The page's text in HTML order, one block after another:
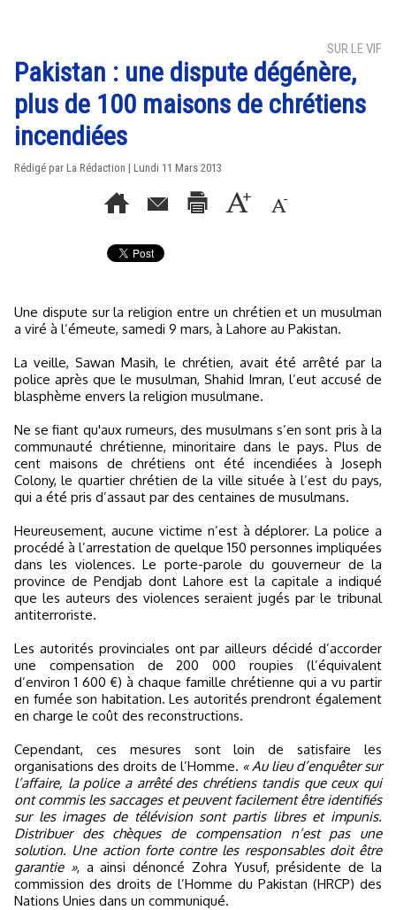
SUR LE VIF
Pakistan : une dispute dégénère,
plus de 100 maisons de chrétiens
incendiées
Rédigé par La Rédaction | Lundi 11 Mars 2013
Une dispute sur la religion entre un chrétien et un musulman
a viré à l’émeute, samedi 9 mars, à Lahore au Pakistan.
La veille, Sawan Masih, le chrétien, avait été arrêté par la
police après que le musulman, Shahid Imran, l’eut accusé de
blasphème envers la religion musulmane.
Ne se fiant qu'aux rumeurs, des musulmans s’en sont pris à la
communauté chrétienne, minoritaire dans le pays. Plus de
cent maisons de chrétiens ont été incendiées à Joseph
Colony, le quartier chrétien de la ville située à l’est du pays,
qui a été pris d’assaut par des centaines de musulmans.
Heureusement, aucune victime n’est à déplorer. La police a
procédé à l’arrestation de quelque 150 personnes impliquées
dans les violences. Le porte-parole du gouverneur de la
province de Pendjab dont Lahore est la capitale a indiqué
que les auteurs des violences seraient jugés par le tribunal
antiterroriste.
Les autorités provinciales ont par ailleurs décidé d’accorder
une compensation de 200 000 roupies (l’équivalent
d’environ 1 600 €) à chaque famille chrétienne qui a vu partir
en fumée son habitation. Les autorités prendront également
en charge le coût des reconstructions.
Cependant, ces mesures sont loin de satisfaire les
organisations des droits de l’Homme. « Au lieu d’enquêter sur
l’affaire, la police a arrêté des chrétiens tandis que ceux qui
ont commis les saccages et peuvent facilement être identifiés
sur les images de télévision sont partis libres et impunis.
Distribuer des chèques de compensation n’est pas une
solution. Une action forte contre les responsables doit être
garantie », a ainsi dénoncé Zohra Yusuf, présidente de la
commission des droits de l’Homme du Pakistan (HRCP) des
Nations Unies dans un communiqué.